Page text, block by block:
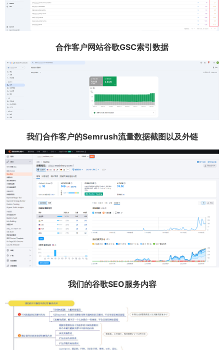
合作客户网站谷歌GSC索引数据
我们合作客户的Semrush流量数据截图以及外链
我们的谷歌SEO服务内容